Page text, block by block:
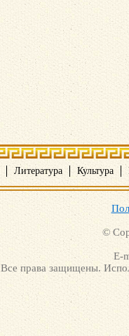
Литература Культура
©
E-
Все права защищены.